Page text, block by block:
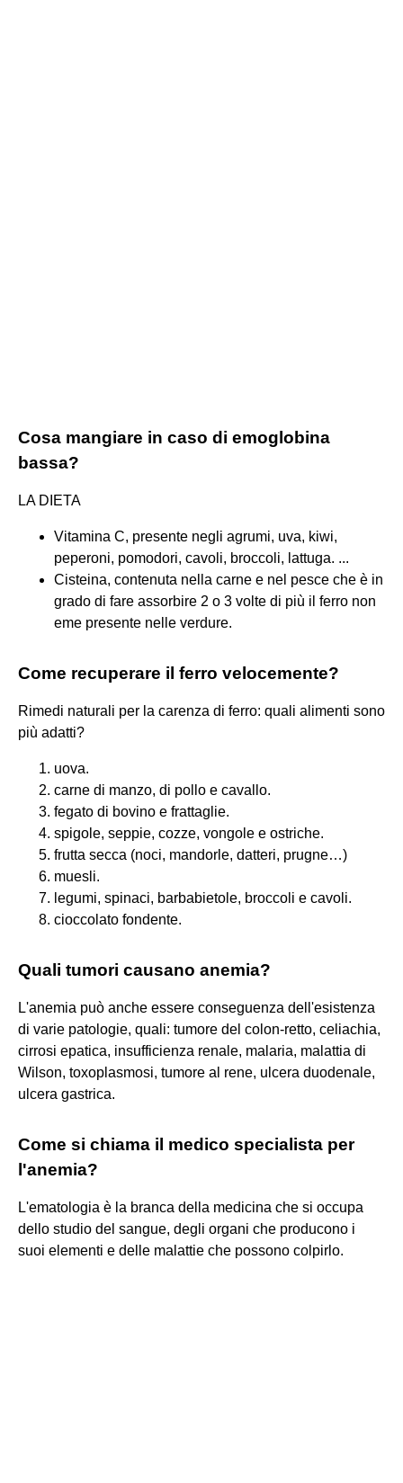
Cosa mangiare in caso di emoglobina
bassa?
LA DIETA
Vitamina C, presente negli agrumi, uva, kiwi,
peperoni, pomodori, cavoli, broccoli, lattuga. ...
Cisteina, contenuta nella carne e nel pesce che è in
grado di fare assorbire 2 o 3 volte di più il ferro non
eme presente nelle verdure.
Come recuperare il ferro velocemente?
Rimedi naturali per la carenza di ferro: quali alimenti sono
più adatti?
uova.
carne di manzo, di pollo e cavallo.
fegato di bovino e frattaglie.
spigole, seppie, cozze, vongole e ostriche.
frutta secca (noci, mandorle, datteri, prugne…)
muesli.
legumi, spinaci, barbabietole, broccoli e cavoli.
cioccolato fondente.
Quali tumori causano anemia?
L'anemia può anche essere conseguenza dell'esistenza
di varie patologie, quali: tumore del colon-retto, celiachia,
cirrosi epatica, insufficienza renale, malaria, malattia di
Wilson, toxoplasmosi, tumore al rene, ulcera duodenale,
ulcera gastrica.
Come si chiama il medico specialista per
l'anemia?
L'ematologia è la branca della medicina che si occupa
dello studio del sangue, degli organi che producono i
suoi elementi e delle malattie che possono colpirlo.